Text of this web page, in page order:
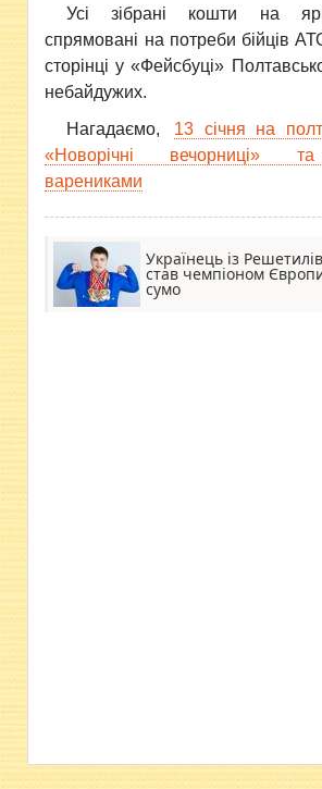
Усі зібрані кошти на
спрямовані на потреби бійців
сторінці у «Фейсбуці»
небайдужих.
Нагадаємо,
13 січня на
«Новорічні вечорниці»
варениками
Українець із
став чемпіоном
сумо